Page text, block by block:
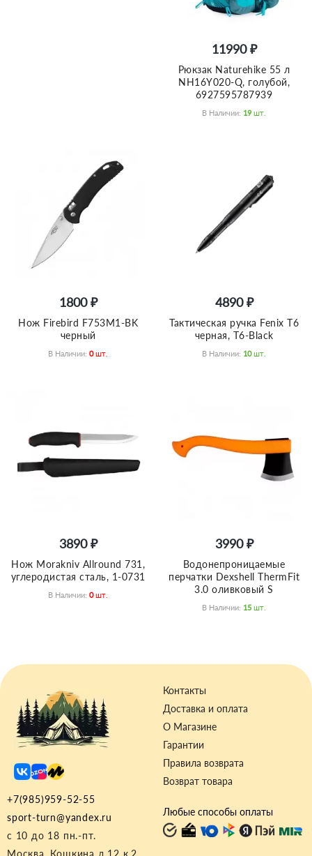
11990 ₽
Рюкзак Naturehike 55 л
NH16Y020-Q, голубой,
6927595787939
В Наличии: 19 Шт.
1800 ₽
Нож Firebird F753M1-BK
черный
В Наличии: 0 Шт.
4890 ₽
Тактическая ручка Fenix T6
черная, T6-Black
В Наличии: 10 Шт.
3890 ₽
Нож Morakniv Allround 731,
углеродистая сталь, 1-0731
В Наличии: 0 Шт.
3990 ₽
Водонепроницаемые
перчатки Dexshell ThermFit
3.0 оливковый S
В Наличии: 15 Шт.
Контакты
Доставка и оплата
О Магазине
Гарантии
Правила возврата
Возврат товара
+7(985)959-52-55
sport-turn@yandex.ru
с 10 до 18 пн.-пт.
Москва, Кошкина д.12 к.2
Любые способы оплаты